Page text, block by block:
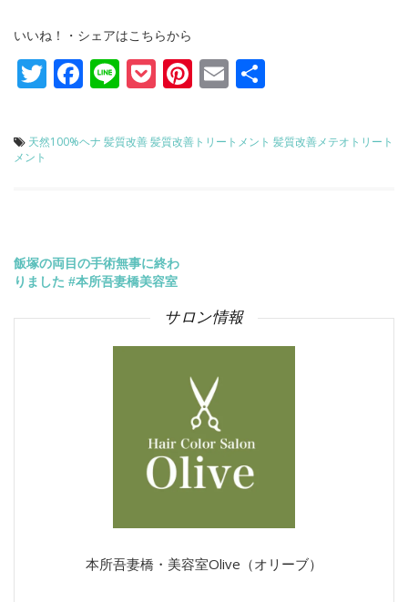
いいね！・シェアはこちらから
Twitter
Facebook
LinePocket
Pinterest
Email
天然100%ヘナ 髪質改善髪質改善トリートメント 髪質改善メテオトリート
メント
投
稿
飯塚の両目の手術無事に終わ
りました #本所吾妻橋美容室
サロン情報
本所吾妻橋・美容室Olive（オリーブ）